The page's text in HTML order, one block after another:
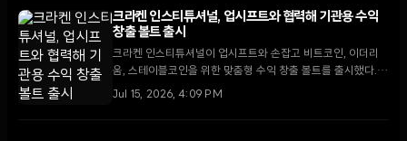
크라켄 인스티튜셔널, 업시프트와 협력해 기관용 수익
창출 볼트 출시
크라켄 인스티튜셔널이 업시프트와 손잡고 비트코인, 이더리
움, 스테이블코인을 위한 맞춤형 수익 창출 볼트를 출시했다.
이번 협력은 투명한 온체인 전략을 통해 기관 투자자들의 유휴
Jul 15, 2026, 4:09 PM